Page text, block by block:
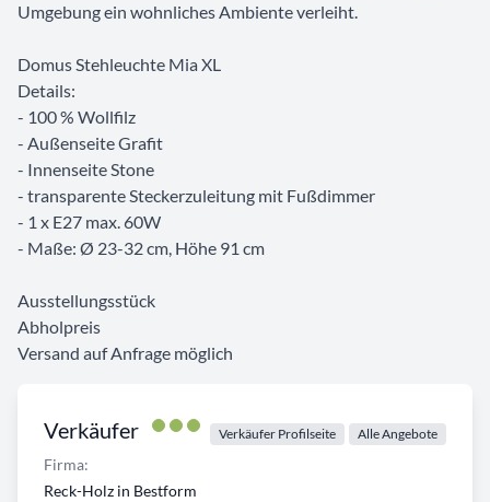
Verkäufer Verkäufer Profilseite Alle Angebote
Firma:
Reck-Holz in Bestform
Umgebung ein wohnliches Ambiente verleiht.
Domus Stehleuchte Mia XL
Details:
- 100 % Wollfilz
- Außenseite Grafit
- Innenseite Stone
- transparente Steckerzuleitung mit Fußdimmer
- 1 x E27 max. 60W
- Maße: Ø 23-32 cm, Höhe 91 cm
Ausstellungsstück
Abholpreis
Versand auf Anfrage möglich